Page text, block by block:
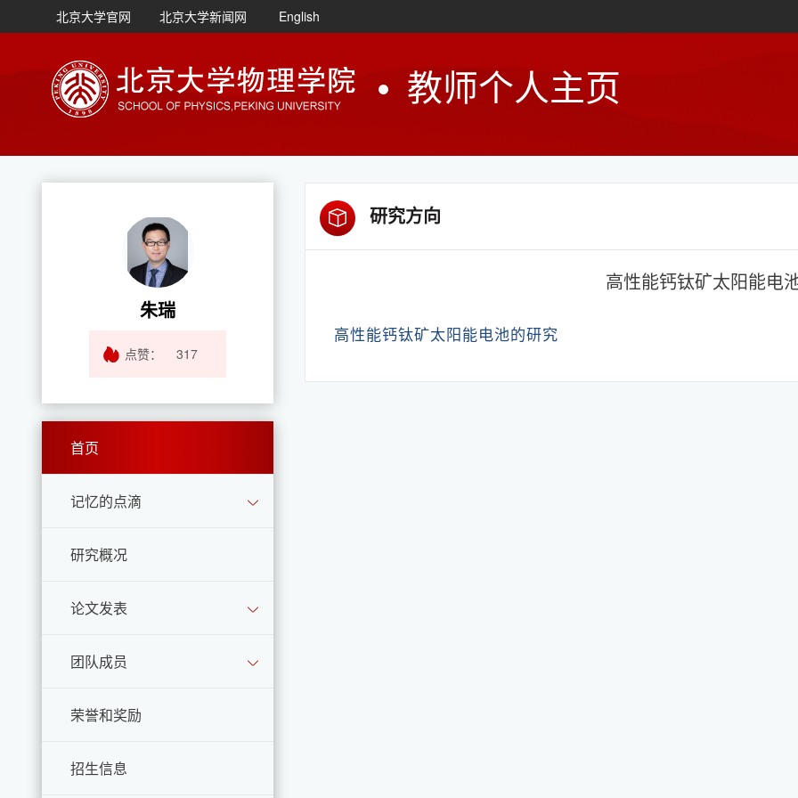
北京大学官网 北京大学新闻网 English
教师个人主页
朱瑞
点赞： 317
首页
记忆的点滴
研究概况
论文发表
团队成员
荣誉和奖励
招生信息
研究方向
高性能钙钛矿太阳能电
高性能钙钛矿太阳能电池的研究